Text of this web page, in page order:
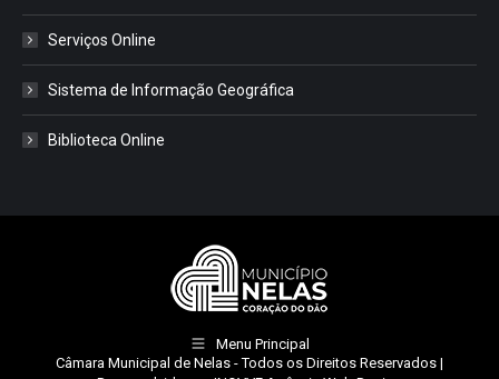
Serviços Online
Sistema de Informação Geográfica
Biblioteca Online
Menu Principal
Câmara Municipal de Nelas - Todos os Direitos Reservados |